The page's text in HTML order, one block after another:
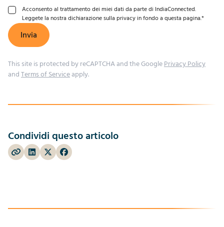
Acconsento al trattamento dei miei dati da parte di IndiaConnected.
Leggete la nostra dichiarazione sulla privacy in fondo a questa pagina.*
Invia
This site is protected by reCAPTCHA and the GooglePrivacy Policy
andTerms of Serviceapply.
Condividi questo articolo